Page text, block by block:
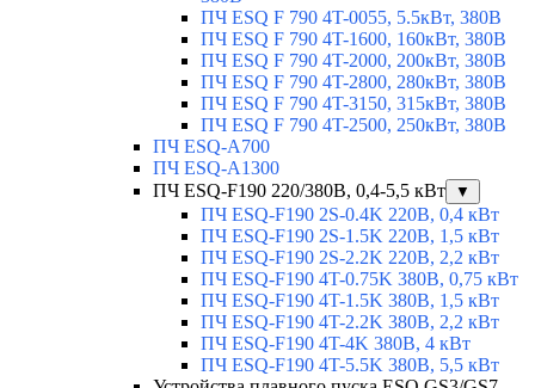
ПЧ ESQ F 790 4T-0055, 5.5кВт, 380В
ПЧ ESQ F 790 4T-1600, 160кВт, 380В
ПЧ ESQ F 790 4T-2000, 200кВт, 380В
ПЧ ESQ F 790 4T-2800, 280кВт, 380В
ПЧ ESQ F 790 4T-3150, 315кВт, 380В
ПЧ ESQ F 790 4T-2500, 250кВт, 380В
ПЧ ESQ-A700
ПЧ ESQ-A1300
ПЧ ESQ-F190 220/380В, 0,4-5,5 кВт
▼
ПЧ ESQ-F190 2S-0.4K 220В, 0,4 кВт
ПЧ ESQ-F190 2S-1.5K 220В, 1,5 кВт
ПЧ ESQ-F190 2S-2.2K 220В, 2,2 кВт
ПЧ ESQ-F190 4T-0.75K 380В, 0,75 кВт
ПЧ ESQ-F190 4T-1.5K 380В, 1,5 кВт
ПЧ ESQ-F190 4T-2.2K 380В, 2,2 кВт
ПЧ ESQ-F190 4T-4K 380В, 4 кВт
ПЧ ESQ-F190 4T-5.5K 380В, 5,5 кВт